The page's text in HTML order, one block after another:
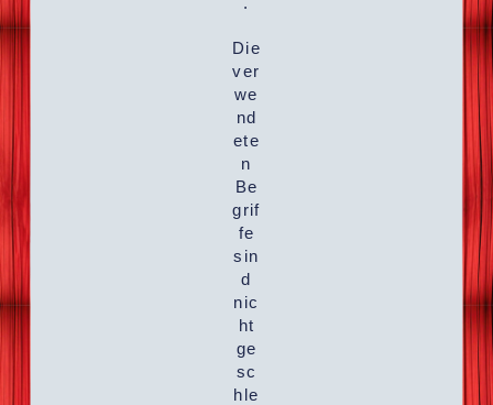
Die
ver
we
nd
ete
n
Be
grif
fe
sin
d
nic
ht
ge
sc
hle